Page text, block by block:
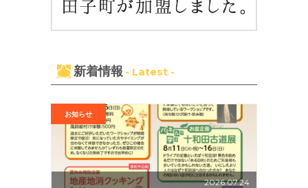
新着情報 - Latest -
お知らせ
2026.07.24